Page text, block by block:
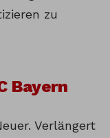
zu
Bayern
Verlängert